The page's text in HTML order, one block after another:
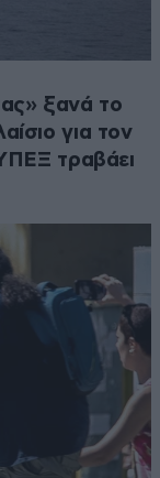
ξανά το
για τον
τραβάει